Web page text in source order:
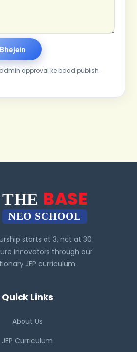
approval ke baad publish
THE BASE
NEO SCHOOL
starts at 3, not at 30.
innovators through our
JEP curriculum.
Quick Links
About Us
JEP Curriculum